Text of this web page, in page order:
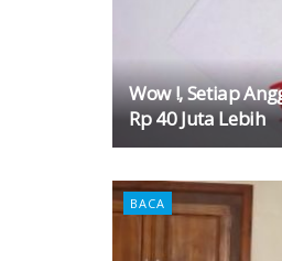
Wow !, Setiap
Rp 40 Juta Lebih
BACA